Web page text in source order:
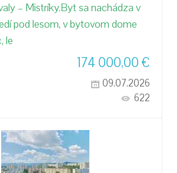
– Mistríky.Byt sa nachádza v
pod lesom, v bytovom dome
le
174 000,00€
09.07.2026
622